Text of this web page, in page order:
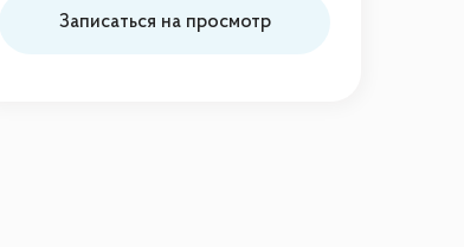
Записаться на просмотр